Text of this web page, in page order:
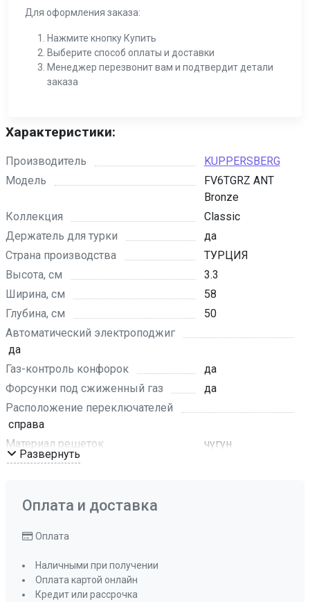
Для оформления заказа:
Нажмите кнопку Купить
Выберите способ оплаты и доставки
Менеджер перезвонит вам и подтвердит детали
заказа
Характеристики:
Производитель
KUPPERSBERG
Модель
FV6TGRZ ANT
Bronze
Коллекция
Classic
Держатель для турки
да
Страна производства
ТУРЦИЯ
Высота, см
3.3
Ширина, см
58
Глубина, см
50
Автоматический электроподжиг
да
Газ-контроль конфорок
да
Форсунки под сжиженный газ
да
Расположение переключателей
справа
Материал решеток
чугун
Тип конфорок
Материал панели управления
Размеры ниши для встраивания (ШхГ)
Мощность конфорок, кВт: передняя левая
3,6 кВт
Развернуть
Оплата и доставка
Оплата
Наличными при получении
Оплата картой онлайн
Кредит или рассрочка